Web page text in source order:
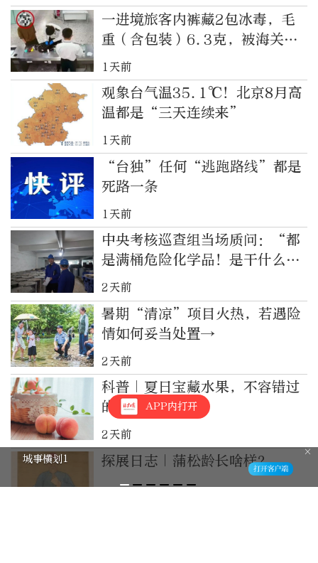
一进境旅客内裤藏2包冰毒，毛
重（含包装）6.3克，被海关查
获
1天前
观象台气温35.1℃！北京8月高
温都是“三天连续来”
1天前
“台独”任何“逃跑路线”都是
死路一条
1天前
中央考核巡查组当场质问：“都
是满桶危险化学品！是干什么用
的？”
2天前
暑期“清凉”项目火热，若遇险
情如何妥当处置→
2天前
科普｜夏日宝藏水果，不容错过
的清甜蜜桃
2天前
探展日志｜蒲松龄长啥样？
APP内打开
城事横划1